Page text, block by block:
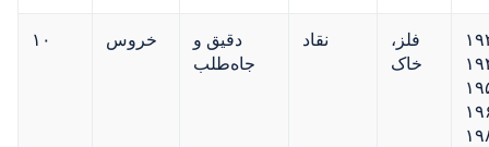
۱۰ خروس
دقیق و
جاه‌طلب
نقاد
فلز،
خاک